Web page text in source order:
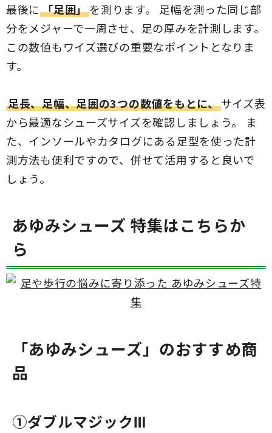
最後に「足囲」を測ります。 足幅を測った同じ部
分をメジャーで一周させ、足の厚みを計測します。
この数値もワイズ選びの重要なポイントとなりま
す。
足長、足幅、足囲の3つの数値をもとに、サイズ表
から最適なシューズサイズを確認しましょう。 ま
た、インソールやカタログにある足型を使った計
測方法も便利ですので、併せて活用すると良いで
しょう。
あゆみシューズ 特集はこちらか
ら
「あゆみシューズ」のおすすめ商
品
①ダブルマジックⅢ